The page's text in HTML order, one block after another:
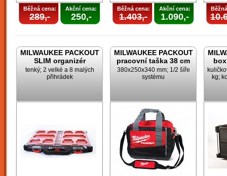
Běžná cena:
289,-
Akční cena:
250,-
Běžná cena:
1.403,-
Akční cena:
1.090,-
MILWAUKEE PACKOUT
SLIM organizér
tenký; 2 velké a 8 malých
přihrádek
MILWAUKEE PACKOUT
pracovní taška 38 cm
380x250x340 mm; 1/2 šíře
systému
kg;